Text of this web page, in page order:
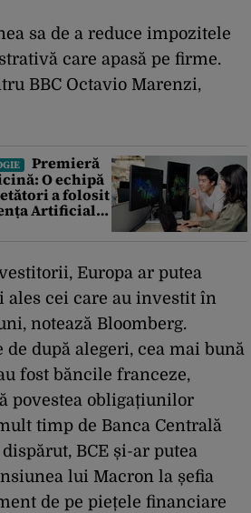
sa de a reduce impozitele
care apasă pe firme.
BBC Octavio Marenzi,
Premieră
O echipă
a folosit
Artificială
crea primele
Europa ar putea
ales cei care au investit în
notează Bloomberg.
după alegeri, cea mai bună
fost băncile franceze,
povestea obligațiunilor
timp de Banca Centrală
BCE și-ar putea
lui Macron la șefia
de pe piețele financiare